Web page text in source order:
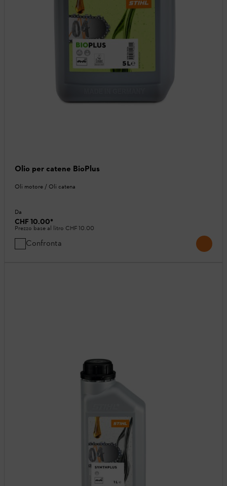
Olio per catene BioPlus
Oli motore / Oli catena
Da
CHF 10.00*
Prezzo base al litro CHF 10.00
Confronta